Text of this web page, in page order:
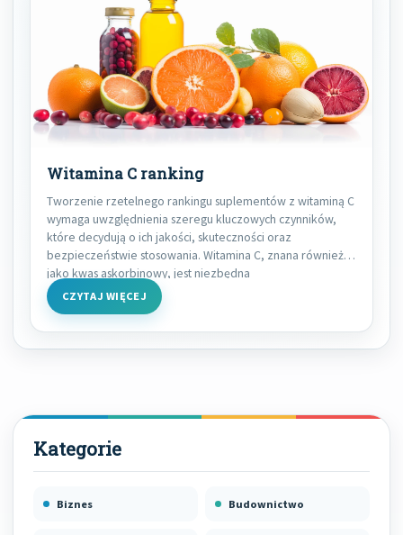
Witamina C ranking
Tworzenie rzetelnego rankingu suplementów z witaminą C
wymaga uwzględnienia szeregu kluczowych czynników,
które decydują o ich jakości, skuteczności oraz
bezpieczeństwie stosowania. Witamina C, znana również
jako kwas askorbinowy, jest niezbędna
CZYTAJ WIĘCEJ
Biznes Budownictwo